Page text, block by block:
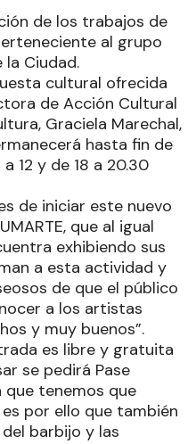
de los trabajos de
al grupo
la Ciudad.
cultural ofrecida
de Acción Cultural
Graciela Marechal,
hasta fin de
12 y de 18 a 20.30
de iniciar este nuevo
que al igual
exhibiendo sus
a esta actividad y
de que el público
a los artistas
y muy buenos”.
es libre y gratuita
se pedirá Pase
que tenemos que
por ello que también
barbijo y las